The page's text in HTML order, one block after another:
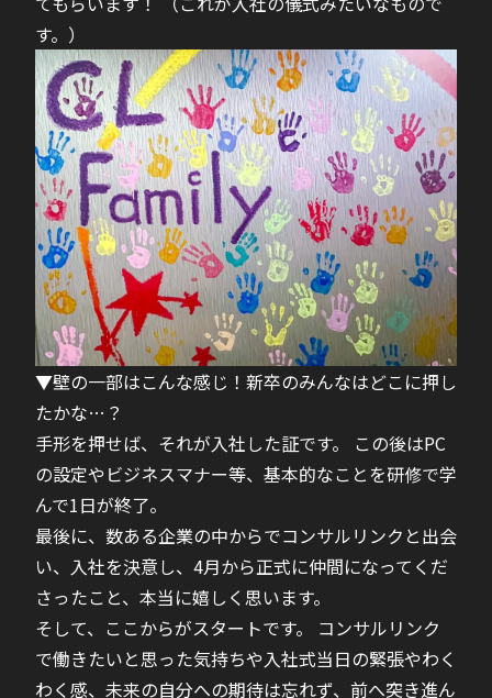
す。）
▼壁の一部はこんな感じ！新卒のみんなはどこに押し
たかな…？
手形を押せば、それが入社した証です。 この後はPC
の設定やビジネスマナー等、基本的なことを研修で学
んで1日が終了。
最後に、数ある企業の中からでコンサルリンクと出会
い、入社を決意し、4月から正式に仲間になってくだ
さったこと、本当に嬉しく思います。
そして、ここからがスタートです。 コンサルリンク
で働きたいと思った気持ちや入社式当日の緊張やわく
わく感、未来の自分への期待は忘れず、前へ突き進ん